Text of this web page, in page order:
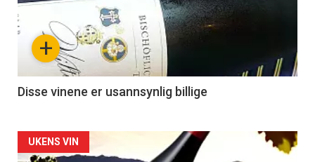
+
Disse vinene er usannsynlig billige
Forsiden
UKENS VIN